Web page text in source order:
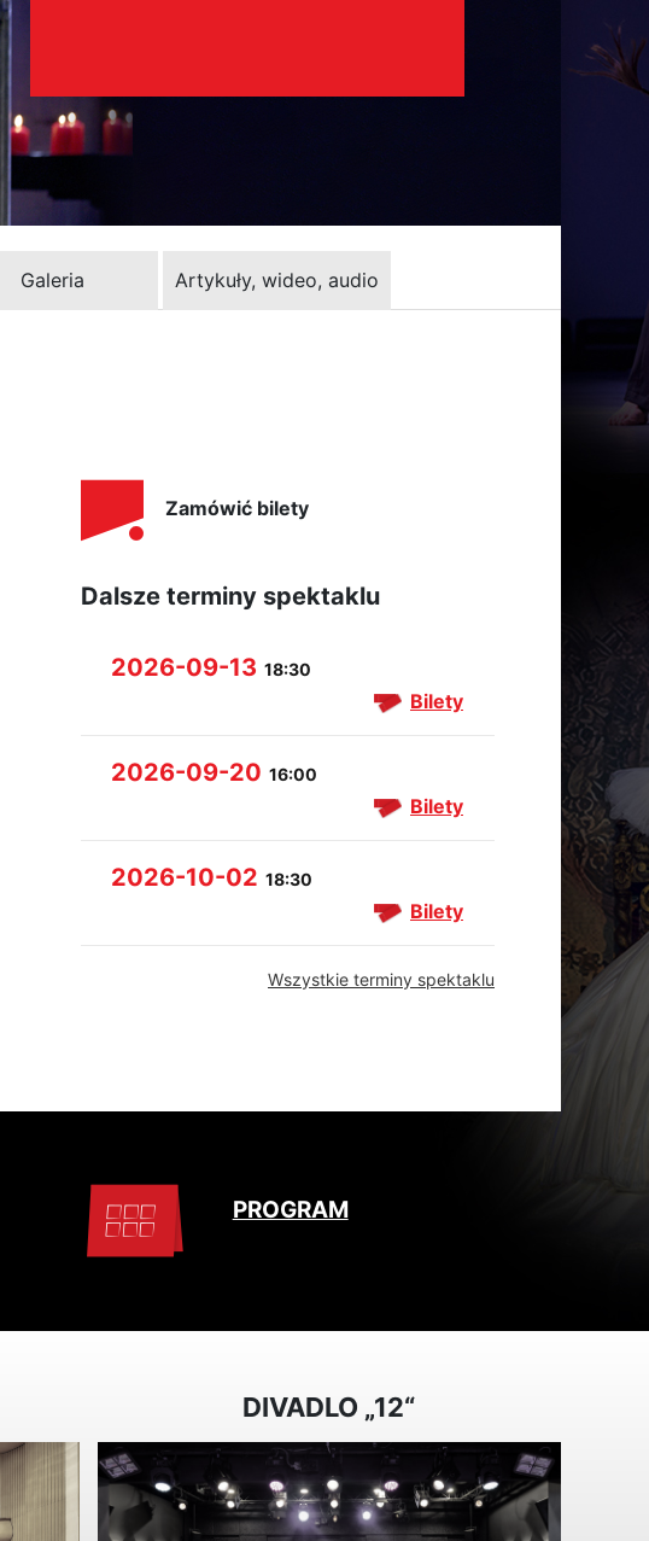
Galeria Artykuły, wideo, audio
Zamówić bilety
Dalsze terminy spektaklu
2026-09-13 18:30
Bilety
2026-09-20 16:00
Bilety
2026-10-02 18:30
Bilety
Wszystkie terminy spektaklu
PROGRAM
DIVADLO „12“